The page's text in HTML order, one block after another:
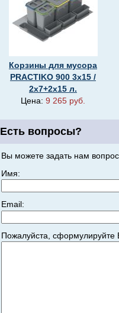
Корзины для мусора
PRACTIKO 900 3x15 /
2х7+2х15 л.
Цена: 9 265 руб.
Есть вопросы?
Вы можете задать нам
Имя:
Email:
Пожалуйста,